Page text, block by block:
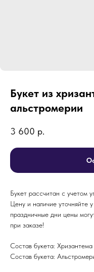
Букет из
альстромерии
3 600 р.
Букет рассчитан с учетом
Цену и наличие уточняйте
праздничные дни цены
при заказе!
Состав букета: Хризантема
Состав букета: